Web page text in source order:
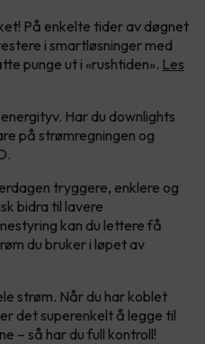
På enkelte tider av døgnet
i smartløsninger med
punge ut i «rushtiden». Les
Har du downlights
på strømregningen og
tryggere, enklere og
bidra til lavere
kan du lettere få
du bruker i løpet av
strøm. Når du har koblet
det superenkelt å legge til
– så har du full kontroll!